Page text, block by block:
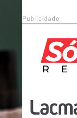
Publicidade